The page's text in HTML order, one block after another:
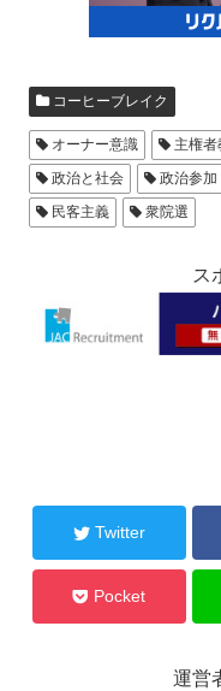
コーヒーブレイク
オーナー意識 主権者
政治と社会
政治参加
民客主義
衆院選
ス
Twitter
Pocket
運営